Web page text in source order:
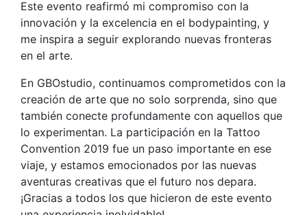
Este evento reafirmó mi compromiso con la
innovación y la excelencia en el bodypainting, y
me inspira a seguir explorando nuevas fronteras
en el arte.
En GBOstudio, continuamos comprometidos con la
creación de arte que no solo sorprenda, sino que
también conecte profundamente con aquellos que
lo experimentan. La participación en la Tattoo
Convention 2019 fue un paso importante en ese
viaje, y estamos emocionados por las nuevas
aventuras creativas que el futuro nos depara.
¡Gracias a todos los que hicieron de este evento